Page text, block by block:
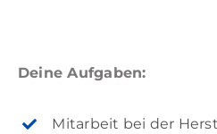
Deine Aufgaben:
Mitarbeit bei der